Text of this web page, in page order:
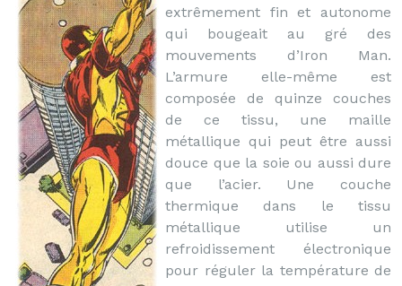
extrêmement fin et autonome
qui bougeait au gré des
mouvements d’Iron Man.
L’armure elle-même est
composée de quinze couches
de ce tissu, une maille
métallique qui peut être aussi
douce que la soie ou aussi dure
que l’acier. Une couche
thermique dans le tissu
métallique utilise un
refroidissement électronique
pour réguler la température de